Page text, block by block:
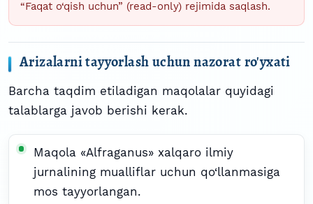
“Faqat o‘qish uchun” (read-only) rejimida saqlash.
Arizalarni tayyorlash uchun nazorat ro'yxati
Barcha taqdim etiladigan maqolalar quyidagi
talablarga javob berishi kerak.
Maqola «Alfraganus» xalqaro ilmiy
jurnalining mualliflar uchun qo‘llanmasiga
mos tayyorlangan.